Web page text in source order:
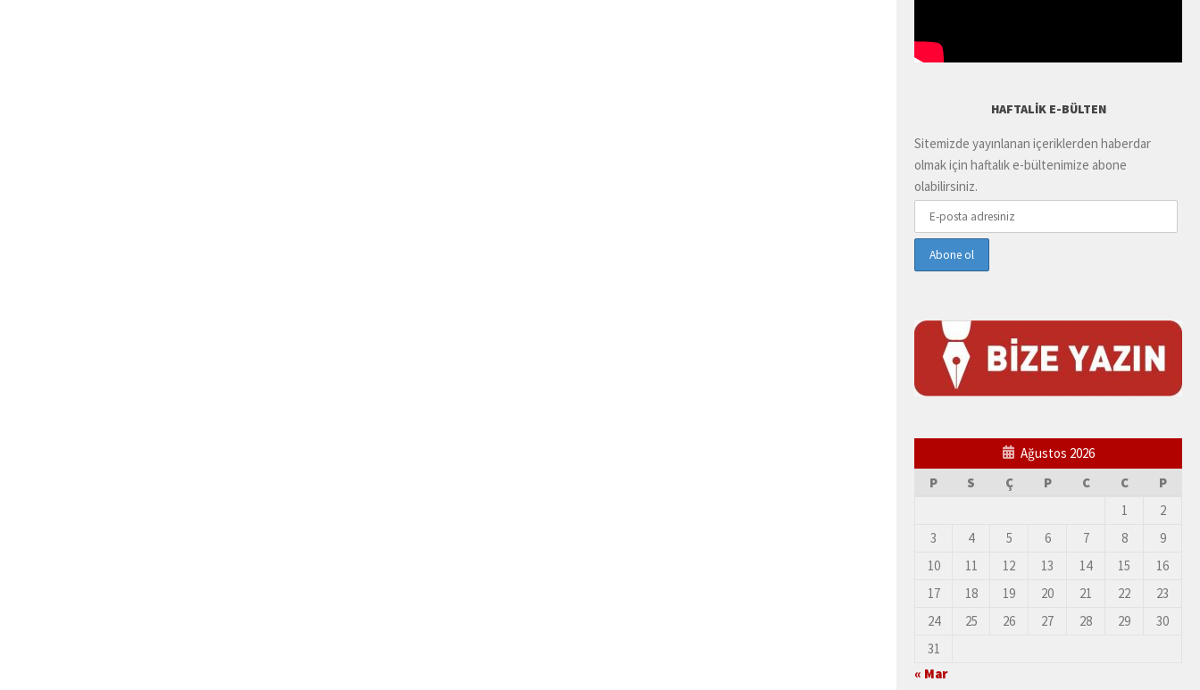
HAFTALIK E-BÜLTEN
Sitemizde yayınlanan içeriklerden haberdar
olmak için haftalık e-bültenimize abone
olabilirsiniz.
Ağustos 2026
P
S Ç P C C
P
1
2
3
4 5 6 7 8
9
10
11 12 13 14 15
16
17
18 19 20 21 22
23
24
25 26 27 28 29
30
31
« Mar